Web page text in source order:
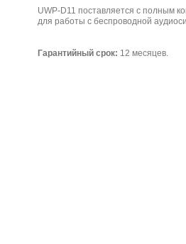
UWP-D11 поставляется с полным
для работы с беспроводной
Гарантийный срок: 12 месяцев.